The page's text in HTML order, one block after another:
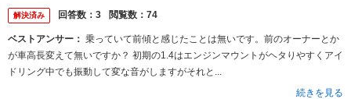
ら耳障り...
解決済み 回答数： 3 閲覧数： 74
ベストアンサー：
が車高長変えて無いですか？ 初期の1.4はエンジンマウントがヘタりやすくアイ
ドリング中でも振動して変な音がしますがそれと...
続きを見る